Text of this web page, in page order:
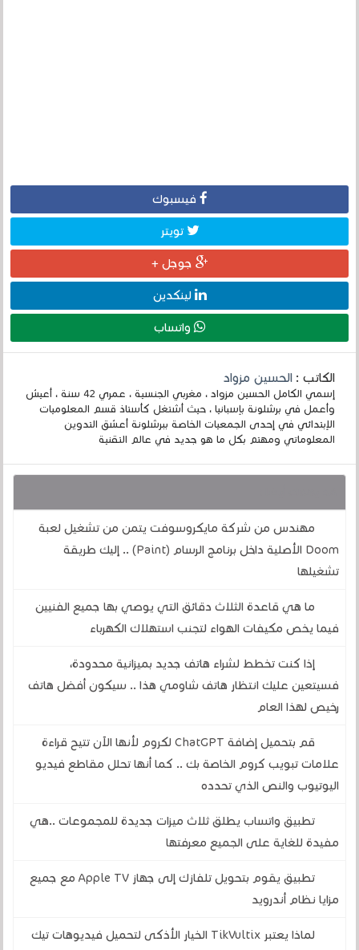
فيسبوك
تويتر
جوجل +
لينكدين
واتساب
الكاتب :الحسين مزواد
إسمي الكامل الحسين مزواد ، مغربي الجنسية ، عمري 42 سنة ، أعيش
وأعمل في برشلونة بإسبانيا ، حيث أشتغل كأستاذ قسم المعلوميات
الإبتدائي في إحدى الجمعيات الخاصة ببرشلونة أعشق التدوين
المعلوماتي ومهتم بكل ما هو جديد في عالم التقنية
مهندس من شركة مايكروسوفت يتمن من تشغيل لعبة
Doom الأصلية داخل برنامج الرسام (Paint) .. إليك طريقة
تشغيلها
ما هي قاعدة الثلاث دقائق التي يوصي بها جميع الفنيين
فيما يخص مكيفات الهواء لتجنب استهلاك الكهرباء
إذا كنت تخطط لشراء هاتف جديد بميزانية محدودة،
فسيتعين عليك انتظار هاتف شاومي هذا .. سيكون أفضل هاتف
رخيص لهذا العام
قم بتحميل إضافة ChatGPT لكروم لأنها الآن تتيح قراءة
علامات تبويب كروم الخاصة بك .. كما أنها تحلل مقاطع فيديو
اليوتيوب والنص الذي تحدده
تطبيق واتساب يطلق ثلاث ميزات جديدة للمجموعات ..هي
مفيدة للغاية على الجميع معرفتها
تطبيق يقوم بتحويل تلفازك إلى جهاز Apple TV مع جميع
مزايا نظام أندرويد
لماذا يعتبر TikVultix الخيار الأذكى لتحميل فيديوهات تيك